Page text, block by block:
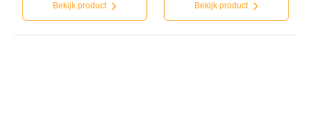
Bekijk product Bekijk product